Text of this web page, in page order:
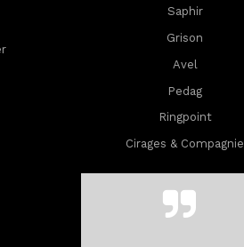
Saphir
Grison
Avel
Pedag
Ringpoint
Cirages & Compagnie